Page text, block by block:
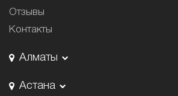
Отзывы
Контакты
Алматы
Астана